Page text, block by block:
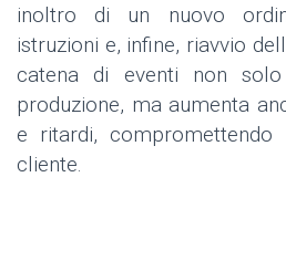
inoltro di un nuovo
istruzioni e, infine, riavvio
catena di eventi non
produzione, ma aumenta
e ritardi, compromettendo
cliente.